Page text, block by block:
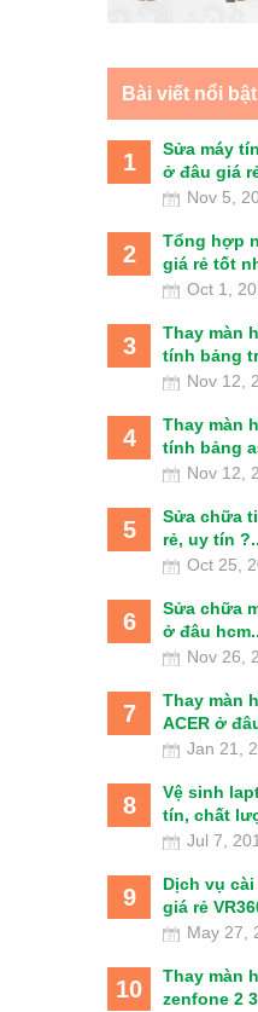
Bài viết nổi bật
1
Sửa máy
ở đâu giá
Nov 5,
2
Tổng hợp
giá rẻ tốt
Oct 1,
3
Thay màn
tính bảng
Nov 12,
4
Thay màn
tính bảng
Nov 12,
5
Sửa chữa
rẻ, uy tín
Oct 25,
6
Sửa chữa
ở đâu
Nov 26,
7
Thay màn
ACER ở
Jan 21,
8
Vệ sinh
tín, chất
Jul 7,
9
Dịch vụ
giá rẻ
May 27,
10
Thay màn
zenfone 2